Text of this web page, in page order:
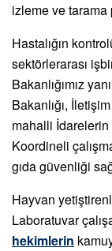
izleme ve tarama
Hastalığın
sektörlerarası
Bakanlığımız
Bakanlığı,
mahalli İdarelerin
Koordineli
gıda güvenliği
Hayvan
Laboratuvar
hekimlerin